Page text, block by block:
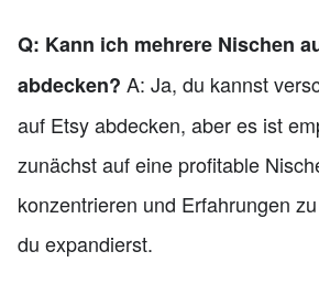
Q: Kann ich mehrere Nischen
abdecken? A: Ja, du kannst
auf Etsy abdecken, aber es ist
zunächst auf eine profitable
konzentrieren und Erfahrungen
du expandierst.